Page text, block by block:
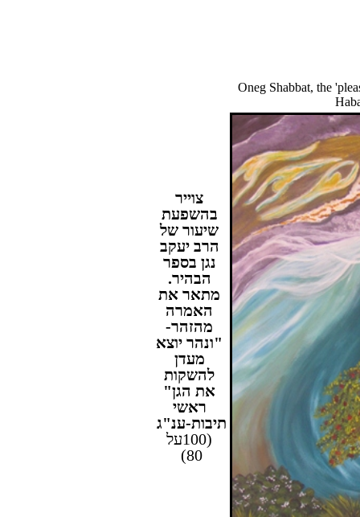
Oneg Shabbat, the
צוייר
בהשפעת
שיעור של
הרב יעקב
נגן בספר
הבהיר.
מתאר את
האמרה
מהזהר-
"ונהר יוצא
מעדן
להשקות
את הגן"
ראשי
תיבות-ענ"ג
(100על
80)